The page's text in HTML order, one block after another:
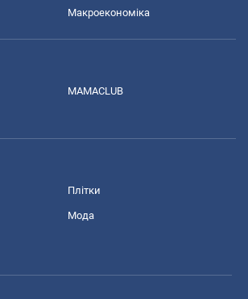
Макроекономіка
MAMACLUB
Плітки
Мода